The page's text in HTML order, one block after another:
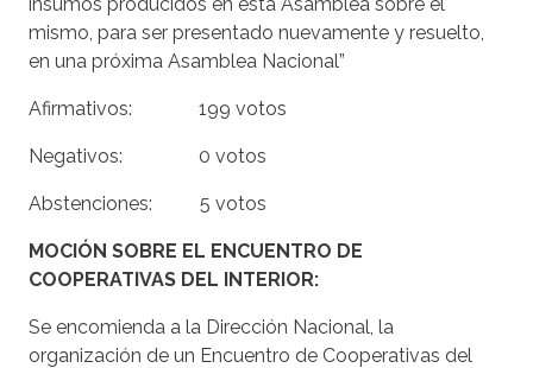
mismo, para ser presentado nuevamente y resuelto,
en una próxima Asamblea Nacional”
Afirmativos: 199 votos
Negativos: 0 votos
Abstenciones: 5 votos
MOCIÓN SOBRE EL ENCUENTRO DE
COOPERATIVAS DEL INTERIOR:
Se encomienda a la Dirección Nacional, la
organización de un Encuentro de Cooperativas del